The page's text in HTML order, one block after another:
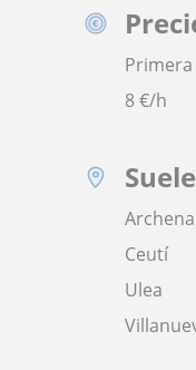
8€/h
Archena
Ceutí
Ulea